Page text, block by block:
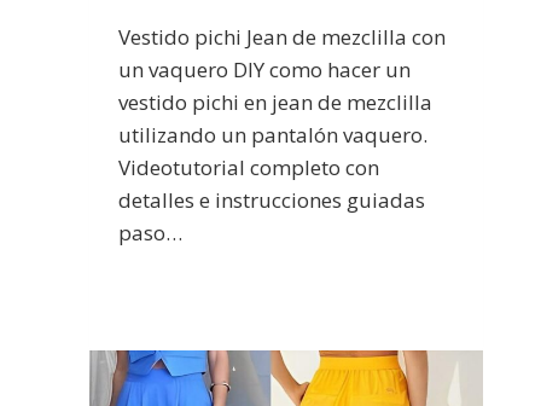
Vestido pichi Jean de mezclilla con
un vaquero DIY como hacer un
vestido pichi en jean de mezclilla
utilizando un pantalón vaquero.
Videotutorial completo con
detalles e instrucciones guiadas
paso…